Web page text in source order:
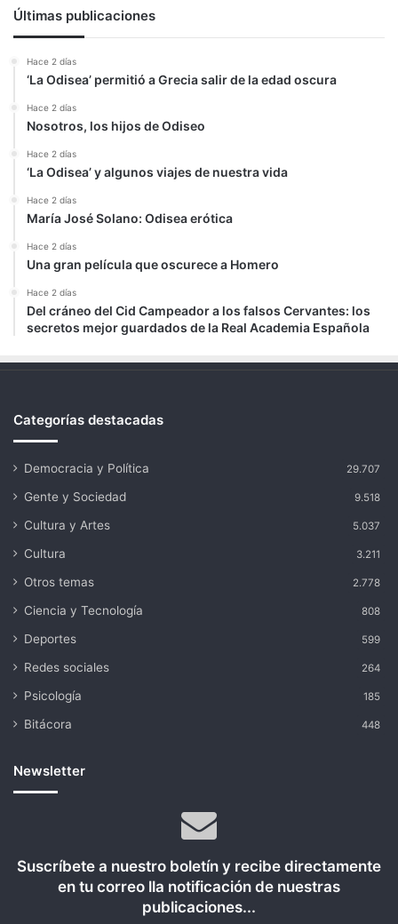
Últimas publicaciones
Hace 2 días
‘La Odisea’ permitió a Grecia salir de la edad oscura
Hace 2 días
Nosotros, los hijos de Odiseo
Hace 2 días
‘La Odisea’ y algunos viajes de nuestra vida
Hace 2 días
María José Solano: Odisea erótica
Hace 2 días
Una gran película que oscurece a Homero
Hace 2 días
Del cráneo del Cid Campeador a los falsos Cervantes: los
secretos mejor guardados de la Real Academia Española
Categorías destacadas
Democracia y Política 29.707
Gente y Sociedad 9.518
Cultura y Artes 5.037
Cultura 3.211
Otros temas 2.778
Ciencia y Tecnología 808
Deportes 599
Redes sociales 264
Psicología 185
Bitácora 448
Newsletter
Suscríbete a nuestro boletín y recibe directamente
en tu correo lla notificación de nuestras
publicaciones...